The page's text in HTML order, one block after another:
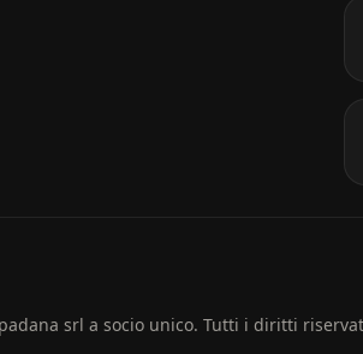
srl a socio unico. Tutti i diritti